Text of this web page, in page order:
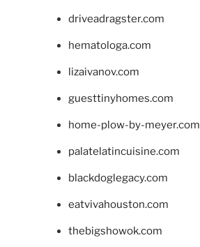
driveadragster.com
hematologa.com
lizaivanov.com
guesttinyhomes.com
home-plow-by-meyer.com
palatelatincuisine.com
blackdoglegacy.com
eatvivahouston.com
thebigshowok.com